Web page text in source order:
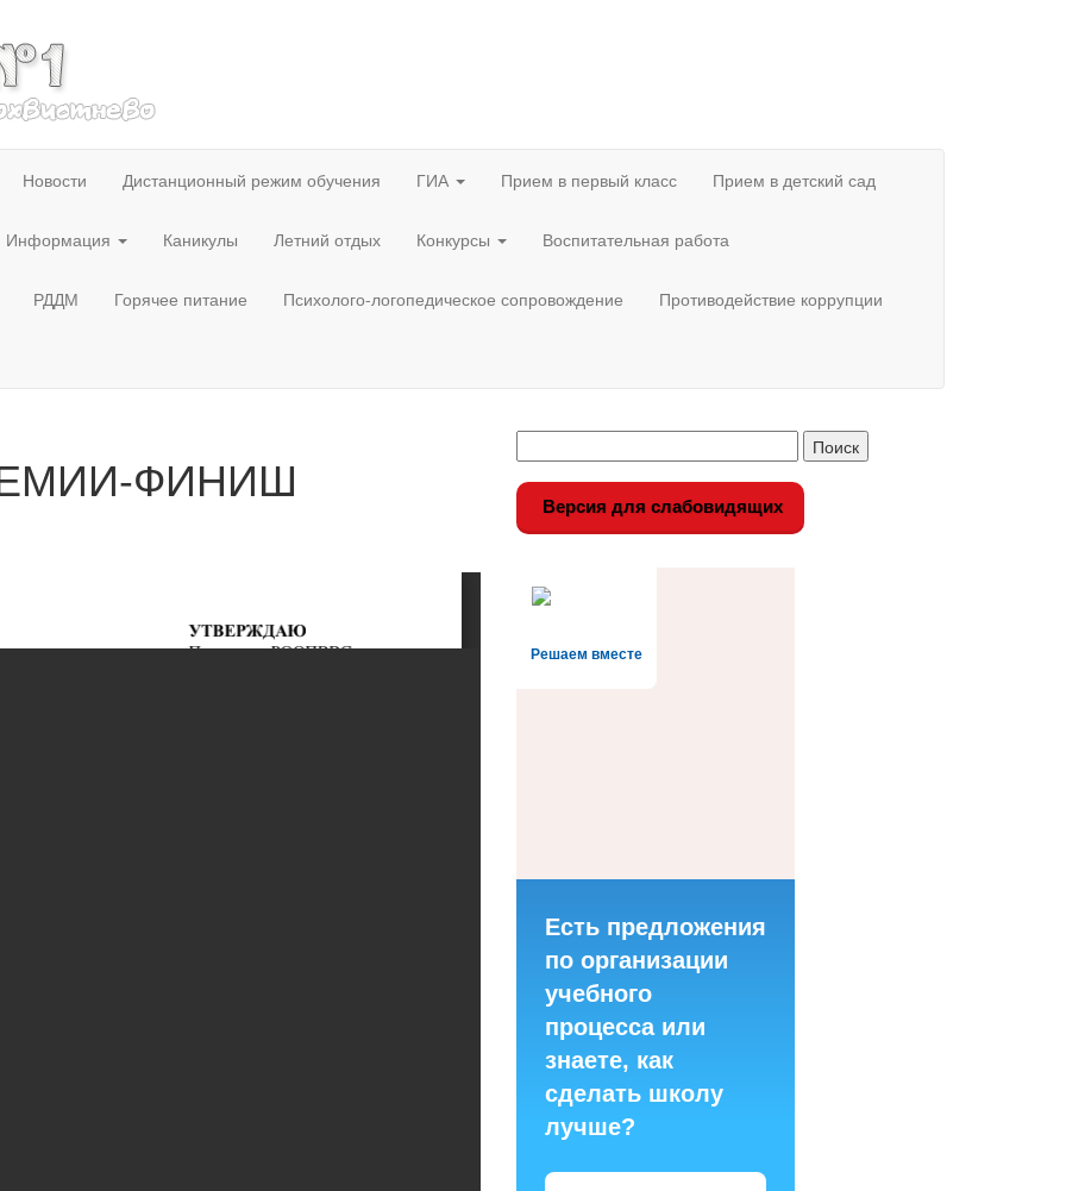
Новости Дистанционный режим обучения ГИА Прием в первый класс Прием в детский сад
Информация Каникулы Летний отдых Конкурсы Воспитательная работа
РДДМ Горячее питание Психолого-логопедическое сопровождение Противодействие коррупции
ФИНИШ Версия для слабовидящих
Решаем вместе
Есть предложения
по организации
учебного
процесса или
знаете, как
сделать школу
лучше?